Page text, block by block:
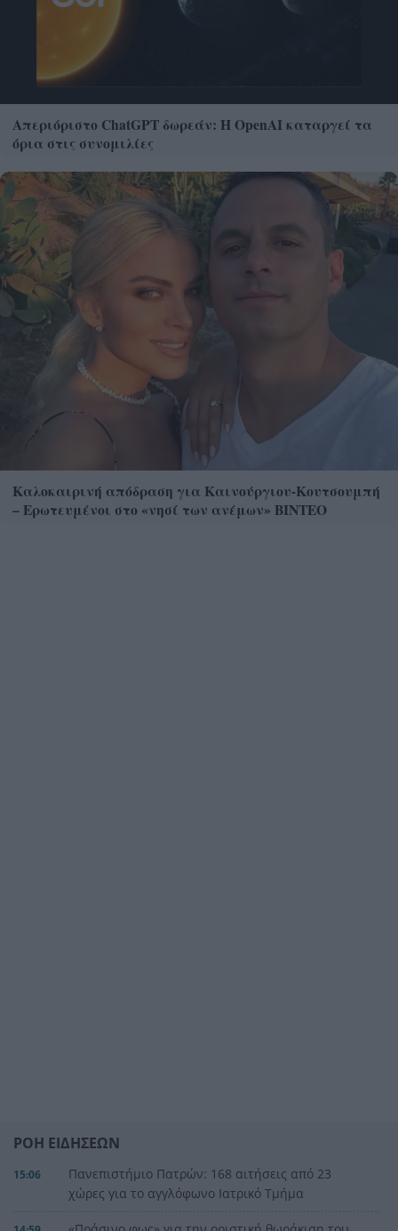
Απεριόριστο ChatGPT δωρεάν: Η OpenAI καταργεί τα
όρια στις συνομιλίες
Καλοκαιρινή απόδραση για Καινούργιου-Κουτσουμπή
– Ερωτευμένοι στο «νησί των ανέμων» ΒΙΝΤΕΟ
ΡΟΗ ΕΙΔΗΣΕΩΝ
15:06
Πανεπιστήμιο Πατρών: 168 αιτήσεις από 23
χώρες για το αγγλόφωνο Ιατρικό Τμήμα